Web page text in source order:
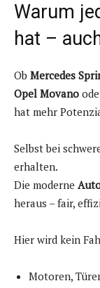
Warum
hat –
Ob Mercedes
Opel Movano
hat mehr
Selbst bei
erhalten.
Die moderne
heraus – fair,
Hier wird kein
Motoren,